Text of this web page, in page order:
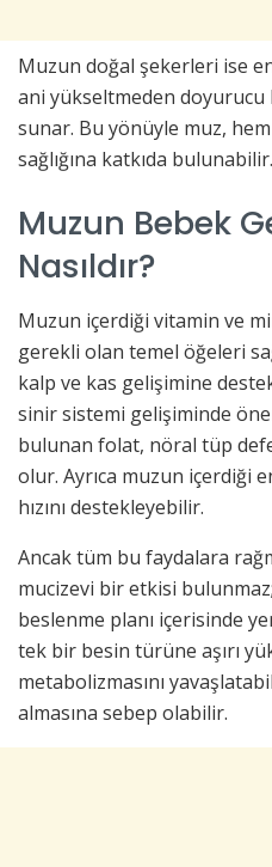
Muzun doğal şekerleri ise
ani yükseltmeden doyurucu
sunar. Bu yönüyle muz,
sağlığına katkıda bulunabilir.
Muzun Bebek
Nasıldır?
Muzun içerdiği vitamin ve
gerekli olan temel öğeleri
kalp ve kas gelişimine
sinir sistemi gelişiminde
bulunan folat, nöral tüp
olur. Ayrıca muzun içerdiği
hızını destekleyebilir.
Ancak tüm bu faydalara
mucizevi bir etkisi
beslenme planı içerisinde
tek bir besin türüne aşırı
metabolizmasını
almasına sebep olabilir.